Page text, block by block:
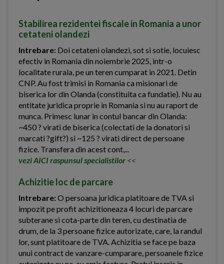
Stabilirea rezidentei fiscale in Romania a unor
cetateni olandezi
Intrebare: Doi cetateni olandezi, sot si sotie, locuiesc
efectiv in Romania din noiembrie 2025, intr-o
localitate rurala, pe un teren cumparat in 2021. Detin
CNP. Au fost trimisi in Romania ca misionari de
biserica lor din Olanda (constituita ca fundatie). Nu au
entitate juridica proprie in Romania si nu au raport de
munca. Primesc lunar in contul bancar din Olanda:
~450 ? virati de biserica (colectati de la donatori si
marcati ?gift?) si ~125 ? virati direct de persoane
fizice. Transfera din acest cont,...
vezi AICI raspunsul specialistilor <<
Achizitie loc de parcare
Intrebare:O persoana juridica platitoare de TVA si
impozit pe profit achizitioneaza 4 locuri de parcare
subterane si cota-parte din teren, cu destinatia de
drum, de la 3 persoane fizice autorizate, care, la randul
lor, sunt platitoare de TVA. Achizitia se face pe baza
unui contract de vanzare-cumparare, persoanele fizice